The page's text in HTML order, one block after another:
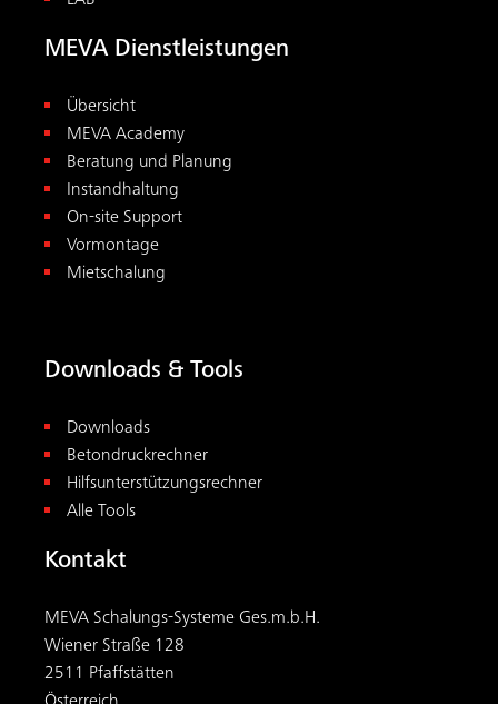
MEVA Dienstleistungen
Übersicht
MEVA Academy
Beratung und Planung
Instandhaltung
On-site Support
Vormontage
Mietschalung
Downloads & Tools
Downloads
Betondruckrechner
Hilfsunterstützungsrechner
Alle Tools
Kontakt
MEVA Schalungs-Systeme Ges.m.b.H.
Wiener Straße 128
2511 Pfaffstätten